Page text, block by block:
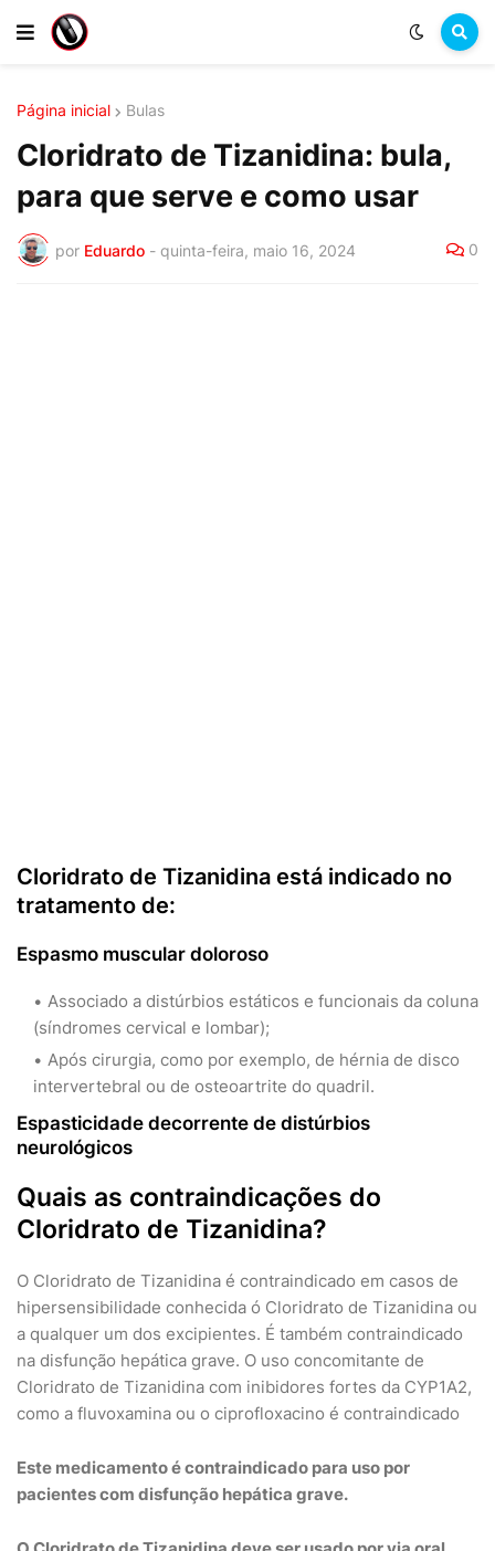
Página inicial Bulas
Cloridrato de Tizanidina: bula,
para que serve e como usar
por Eduardo - quinta-feira, maio 16, 2024 0
Cloridrato de Tizanidina está indicado no
tratamento de:
Espasmo muscular doloroso
Associado a distúrbios estáticos e funcionais da coluna
(síndromes cervical e lombar);
Após cirurgia, como por exemplo, de hérnia de disco
intervertebral ou de osteoartrite do quadril.
Espasticidade decorrente de distúrbios
neurológicos
Quais as contraindicações do
Cloridrato de Tizanidina?
O Cloridrato de Tizanidina é contraindicado em casos de
hipersensibilidade conhecida ó Cloridrato de Tizanidina ou
a qualquer um dos excipientes. É também contraindicado
na disfunção hepática grave. O uso concomitante de
Cloridrato de Tizanidina com inibidores fortes da CYP1A2,
como a fluvoxamina ou o ciprofloxacino é contraindicado
Este medicamento é contraindicado para uso por
pacientes com disfunção hepática grave.